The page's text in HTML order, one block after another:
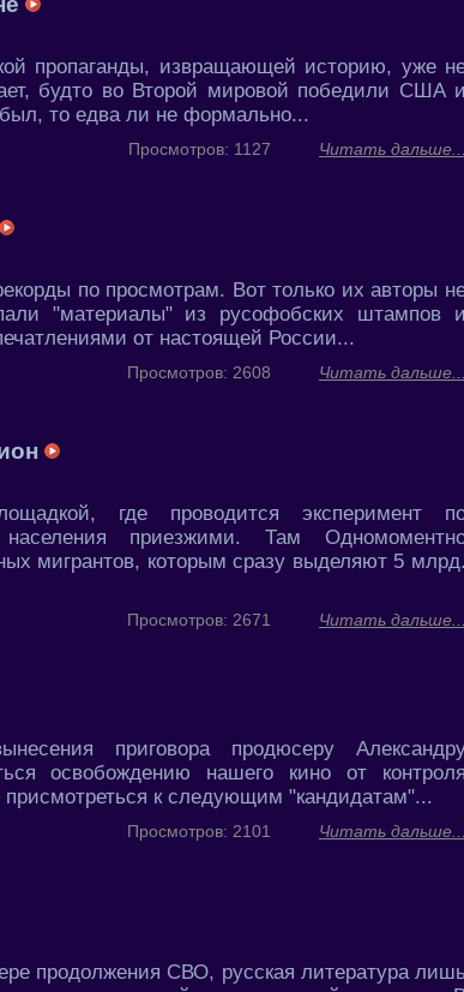
пропаганды, извращающей историю, уже
будто во Второй мировой победили США и
то едва ли не формально...
Читать дальше...
Просмотров: 1127
по просмотрам. Вот только их авторы
"материалы" из русофобских штампов и
от настоящей России...
Читать дальше...
Просмотров: 2608
где проводится эксперимент
приезжими. Там
мигрантов, которым сразу выделяют 5 млрд.
Читать дальше...
Просмотров: 2671
приговора продюсеру
освобождению нашего кино от контроля
к следующим "кандидатам"...
Читать дальше...
Просмотров: 2101
продолжения СВО, русская литература лишь